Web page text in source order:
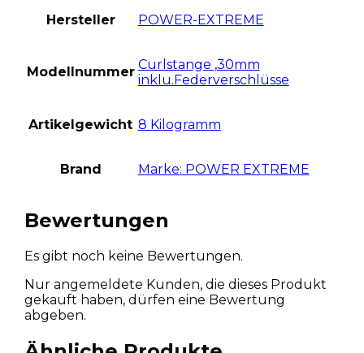
Hersteller POWER-EXTREME
Modellnummer Curlstange ,30mm
inklu.Federverschlüsse
Artikelgewicht 8 Kilogramm
Brand Marke: POWER EXTREME
Bewertungen
Es gibt noch keine Bewertungen.
Nur angemeldete Kunden, die dieses Produkt
gekauft haben, dürfen eine Bewertung
abgeben.